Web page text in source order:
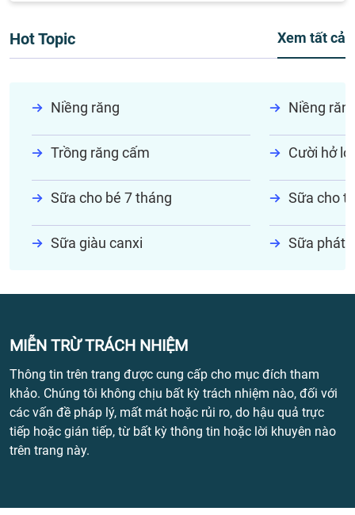
Hot Topic Xem tất cả
Niềng răng Niềng
Trồng răng cấm Cười hở lợi
Sữa cho bé 7 tháng Sữa cho
Sữa giàu canxi Sữa phát
MIỄN TRỪ TRÁCH NHIỆM
Thông tin trên trang được cung cấp cho mục đích tham
khảo. Chúng tôi không chịu bất kỳ trách nhiệm nào, đối với
các vấn đề pháp lý, mất mát hoặc rủi ro, do hậu quả trực
tiếp hoặc gián tiếp, từ bất kỳ thông tin hoặc lời khuyên nào
trên trang này.